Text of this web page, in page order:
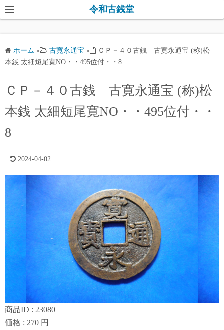
コ
ン
ッ
令和古銭堂
ホーム » 古寛永通宝 »
ＣＰ－４０古銭 古寛永通宝 (称)松
本銭 太細短尾寛NO・・495位付・・8
ＣＰ－４０古銭 古寛永通宝 (称)松
本銭 太細短尾寛NO・・495位付・・
8
2024-04-02
商品ID : 23080
価格 : 270 円